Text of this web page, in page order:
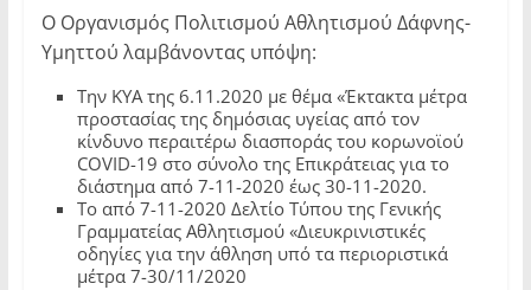
Ο Οργανισμός Πολιτισμού Αθλητισμού Δάφνης-
Υμηττού λαμβάνοντας υπόψη:
Την ΚΥΑ της 6.11.2020 με θέμα «Έκτακτα μέτρα
προστασίας της δημόσιας υγείας από τον
κίνδυνο περαιτέρω διασποράς του κορωνοϊού
COVID-19 στο σύνολο της Επικράτειας για το
διάστημα από 7-11-2020 έως 30-11-2020.
Το από 7-11-2020 Δελτίο Τύπου της Γενικής
Γραμματείας Αθλητισμού «Διευκρινιστικές
οδηγίες για την άθληση υπό τα περιοριστικά
μέτρα 7-30/11/2020